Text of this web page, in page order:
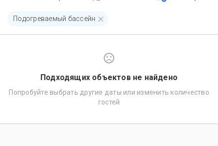
Подогреваемый бассейн
Подходящих объектов не найдено
Попробуйте выбрать другие даты или изменить количество
гостей